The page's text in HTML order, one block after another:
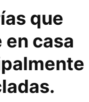
que
casa